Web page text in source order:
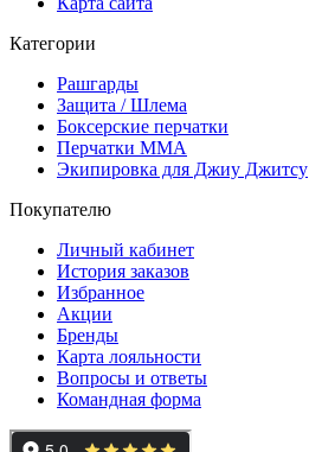
Категории
Рашгарды
Защита / Шлема
Боксерские перчатки
Перчатки ММА
Экипировка для Джиу Джитсу
Покупателю
Личный кабинет
История заказов
Избранное
Акции
Бренды
Карта лояльности
Вопросы и ответы
Командная форма